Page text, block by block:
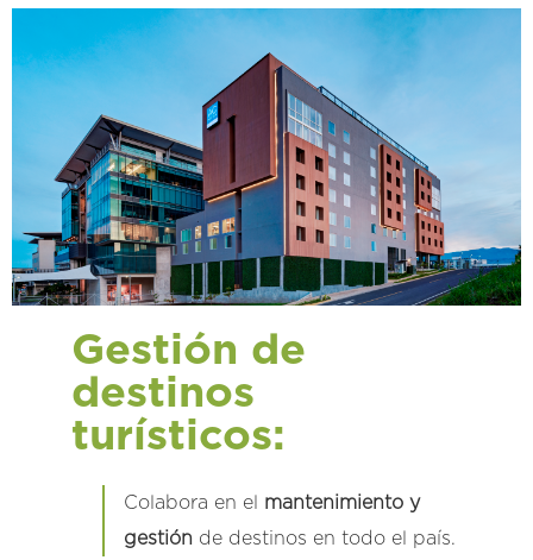
Gestión de
destinos
turísticos:
Colabora en el mantenimiento y
gestiónde destinos en todo el país.